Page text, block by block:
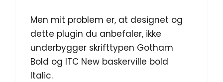
Men mit problem er, at designet og
dette plugin du anbefaler, ikke
underbygger skrifttypen Gotham
Bold og ITC New baskerville bold
Italic.